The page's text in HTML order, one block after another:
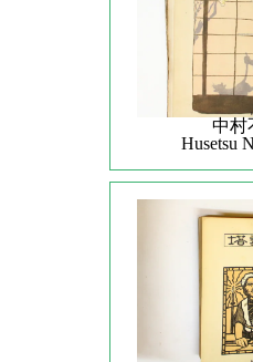
中村
Husetsu